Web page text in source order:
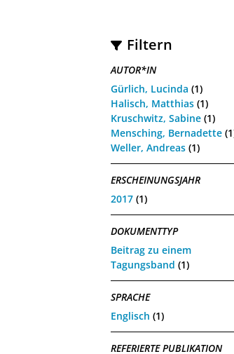
Filtern
AUTOR*IN
Gürlich, Lucinda (1)
Halisch, Matthias (1)
Kruschwitz, Sabine (1)
Mensching, Bernadette
Weller, Andreas (1)
ERSCHEINUNGSJAHR
2017 (1)
DOKUMENTTYP
Beitrag zu einem
Tagungsband (1)
SPRACHE
Englisch (1)
REFERIERTE PUBLIKATION